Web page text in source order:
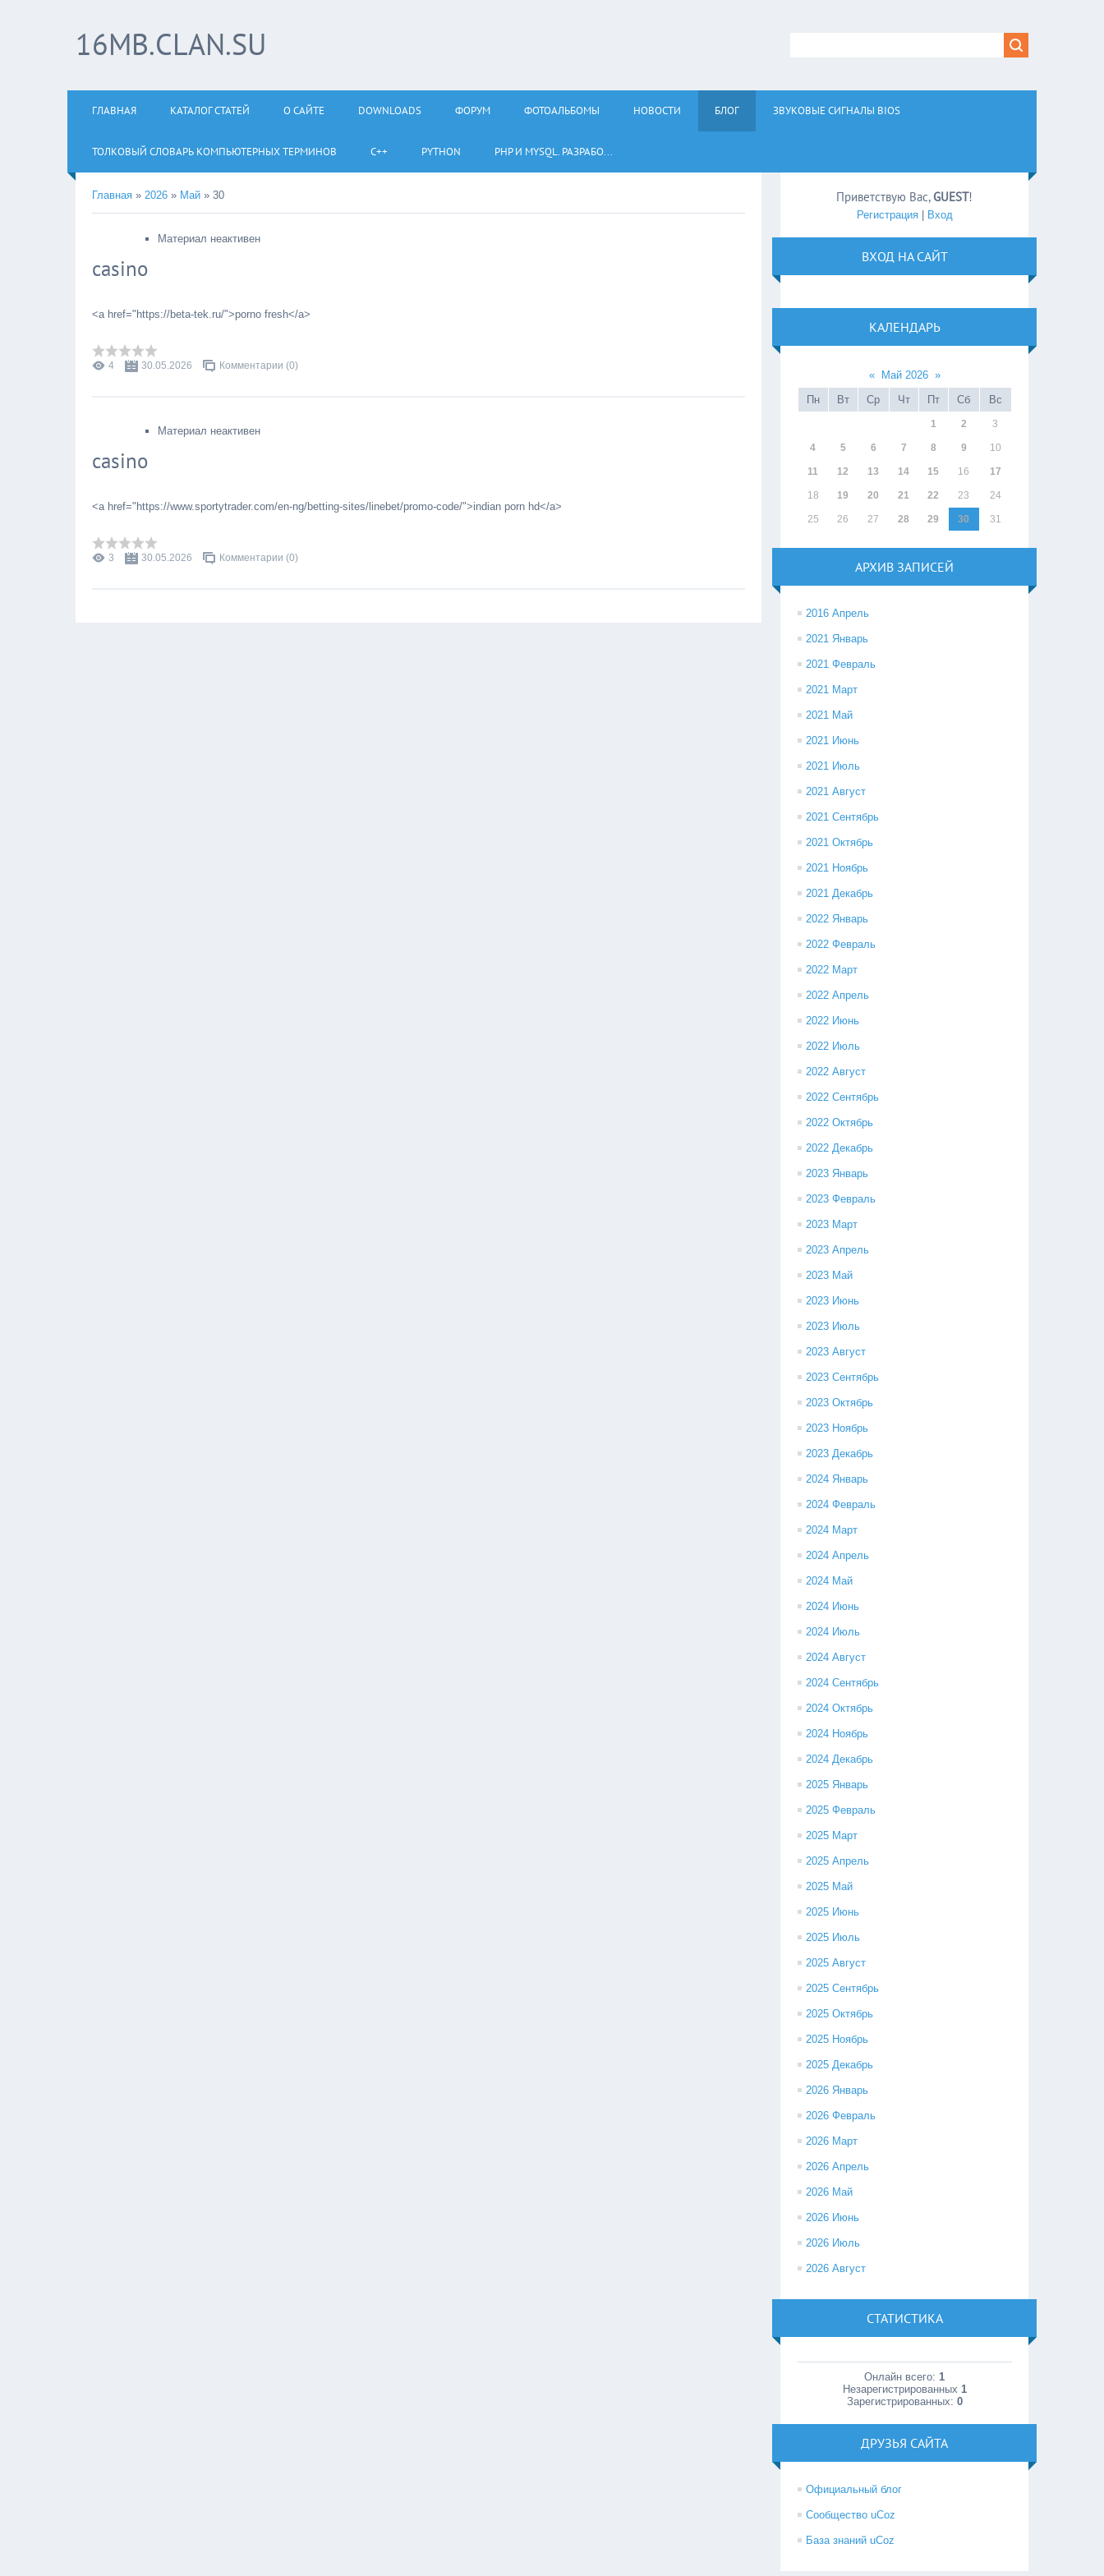
16MB.CLAN.SU
ГЛАВНАЯ КАТАЛОГ СТАТЕЙ О САЙТЕ DOWNLOADS ФОРУМ ФОТОАЛЬБОМЫ НОВОСТИ БЛОГ ЗВУКОВЫЕ СИГНАЛЫ BIOS
ТОЛКОВЫЙ СЛОВАРЬ КОМПЬЮТЕРНЫХ ТЕРМИНОВ С++ PYTHON PHP И MYSQL. РАЗРАБО...
Главная » 2026 » Май » 30
Материал неактивен
casino
<a href="https://beta-tek.ru/">porno fresh</a>
4 30.05.2026 Комментарии (0)
Материал неактивен
casino
<a href="https://www.sportytrader.com/en-ng/betting-sites/linebet/promo-code/">indian porn hd</a>
3 30.05.2026 Комментарии (0)
Приветствую Вас, GUEST!
Регистрация| Вход
ВХОД НА САЙТ
КАЛЕНДАРЬ
« Май 2026 »
Пн
Вт Ср Чт Пт Сб Вс
1 2 3
4 5 6 7 8 9 10
11 12 13 14 15 16 17
18 19 20 21 22 23 24
25 26 27 28 29 30 31
АРХИВ ЗАПИСЕЙ
2016 Апрель
2021 Январь
2021 Февраль
2021 Март
2021 Май
2021 Июнь
2021 Июль
2021 Август
2021 Сентябрь
2021 Октябрь
2021 Ноябрь
2021 Декабрь
2022 Январь
2022 Февраль
2022 Март
2022 Апрель
2022 Июнь
2022 Июль
2022 Август
2022 Сентябрь
2022 Октябрь
2022 Декабрь
2023 Январь
2023 Февраль
2023 Март
2023 Апрель
2023 Май
2023 Июнь
2023 Июль
2023 Август
2023 Сентябрь
2023 Октябрь
2023 Ноябрь
2023 Декабрь
2024 Январь
2024 Февраль
2024 Март
2024 Апрель
2024 Май
2024 Июнь
2024 Июль
2024 Август
2024 Сентябрь
2024 Октябрь
2024 Ноябрь
2024 Декабрь
2025 Январь
2025 Февраль
2025 Март
2025 Апрель
2025 Май
2025 Июнь
2025 Июль
2025 Август
2025 Сентябрь
2025 Октябрь
2025 Ноябрь
2025 Декабрь
2026 Январь
2026 Февраль
2026 Март
2026 Апрель
2026 Май
2026 Июнь
2026 Июль
2026 Август
СТАТИСТИКА
Онлайн всего:1
Незарегистрированных 1
Зарегистрированных: 0
ДРУЗЬЯ САЙТА
Официальный блог
Сообщество uCoz
База знаний uCoz